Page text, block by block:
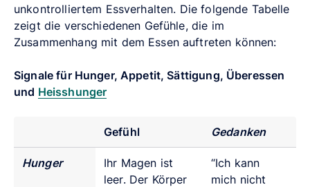
unkontrolliertem Essverhalten. Die folgende Tabelle
zeigt die verschiedenen Gefühle, die im
Zusammenhang mit dem Essen auftreten können:
Signale für Hunger, Appetit, Sättigung, Überessen
und Heisshunger
Gefühl Gedanken
Hunger
Ihr Magen ist
leer. Der Körper
“Ich kann
mich nicht